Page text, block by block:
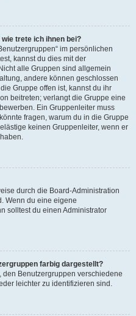
trete ich ihnen bei?
im persönlichen
kannst du dies mit der
alle Gruppen sind allgemein
andere können geschlossen
Gruppe offen ist, kannst du ihr
beitreten; verlangt die Gruppe eine
Ein Gruppenleiter muss
fragen, warum du in die Gruppe
keinen Gruppenleiter, wenn er
durch die Board-Administration
Wenn du eine eigene
solltest du einen Administrator
farbig dargestellt?
den Benutzergruppen verschiedene
leichter zu identifizieren sind.